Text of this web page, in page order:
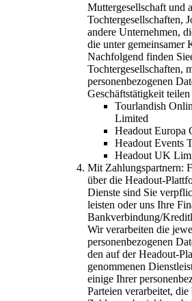
Muttergesellschaft und
Tochtergesellschaften,
andere Unternehmen,
die unter gemeinsamer
Nachfolgend finden
Tochtergesellschaften,
personenbezogenen
Geschäftstätigkeit
Tourlandish
Limited
Headout Europa
Headout Events
Headout UK
Mit Zahlungspartnern:
über die Headout-
Dienste sind Sie
leisten oder uns Ihre
Bankverbindung/
Wir verarbeiten die
personenbezogenen
den auf der Headout-
genommenen
einige Ihrer
Parteien verarbeitet, die